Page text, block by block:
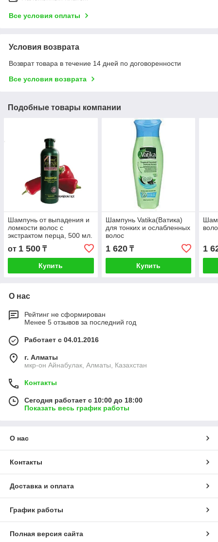
Все условия оплаты
Условия возврата
Возврат товара в течение 14 дней по договоренности
Все условия возврата
Подобные товары компании
Шампунь от выпадения и
ломкости волос с
экстрактом перца, 500 мл.
от 1 500 ₸
Купить
Шампунь Vatika(Ватика)
для тонких и ослабленных
волос
1 620₸
Купить
1
О нас
Рейтинг не сформирован
Менее 5 отзывов за последний год
Работает с 04.01.2016
г. Алматы
мкр-он Айнабулак, Алматы, Казахстан
Контакты
Сегодня работает с 10:00 до 18:00
Показать весь график работы
О нас
Контакты
Доставка и оплата
График работы
Полная версия сайта